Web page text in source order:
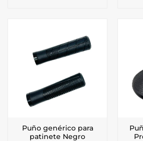
Puño genérico para
patinete Negro